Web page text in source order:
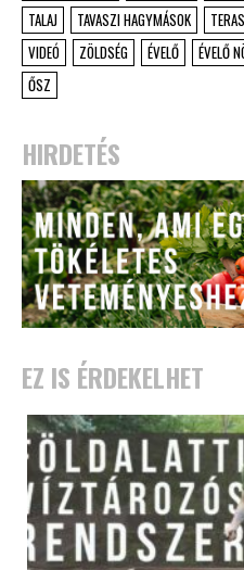
TALAJ
TAVASZI HAGYMÁSOK
VIDEÓ
ZÖLDSÉG ÉVELŐ ÉVELŐ
ŐSZ
HIRDETÉS
EZ IS ÉRDEKELHET